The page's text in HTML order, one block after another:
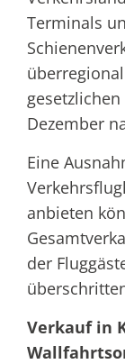
Terminals
Dezember
Eine
anbieten
der
Verkauf in